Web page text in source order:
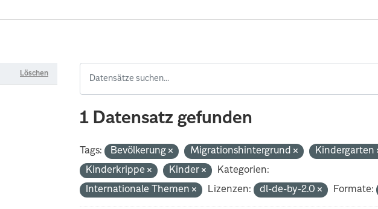
Löschen
1 Datensatz gefunden
Tags: Bevölkerung Migrationshintergrund
Kindergarten
Kinderkrippe
Kinder
Kategorien:
Internationale Themen
Lizenzen: dl-de-by-2.0 Formate: